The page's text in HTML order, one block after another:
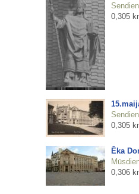
0,305
0,305
Ēka
0,306